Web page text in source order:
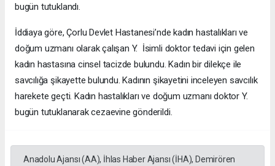
bugün tutuklandı.
İddiaya göre, Çorlu Devlet Hastanesi’nde kadın hastalıkları ve
doğum uzmanı olarak çalışan Y. İsimli doktor tedavi için gelen
kadın hastasına cinsel tacizde bulundu. Kadın bir dilekçe ile
savcılığa şikayette bulundu. Kadının şikayetini inceleyen savcılık
harekete geçti. Kadın hastalıkları ve doğum uzmanı doktor Y.
bugün tutuklanarak cezaevine gönderildi.
Anadolu Ajansı (AA), İhlas Haber Ajansı (İHA), Demirören